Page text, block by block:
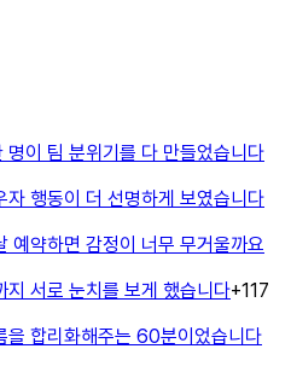
명이 팀 분위기를 다 만들었습니다
자 행동이 더 선명하게 보였습니다
예약하면 감정이 너무 무거울까요
지 서로 눈치를 보게 했습니다+117
을 합리화해주는 60분이었습니다